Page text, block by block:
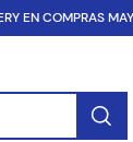
EN COMPRAS